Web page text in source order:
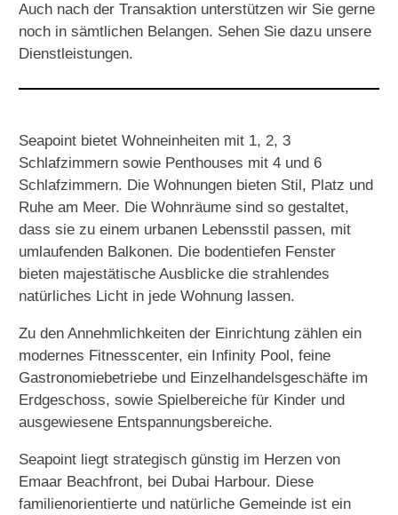
Auch nach der Transaktion unterstützen wir Sie gerne
noch in sämtlichen Belangen. Sehen Sie dazu unsere
Dienstleistungen.
Seapoint bietet Wohneinheiten mit 1, 2, 3
Schlafzimmern sowie Penthouses mit 4 und 6
Schlafzimmern. Die Wohnungen bieten Stil, Platz und
Ruhe am Meer. Die Wohnräume sind so gestaltet,
dass sie zu einem urbanen Lebensstil passen, mit
umlaufenden Balkonen. Die bodentiefen Fenster
bieten majestätische Ausblicke die strahlendes
natürliches Licht in jede Wohnung lassen.
Zu den Annehmlichkeiten der Einrichtung zählen ein
modernes Fitnesscenter, ein Infinity Pool, feine
Gastronomiebetriebe und Einzelhandelsgeschäfte im
Erdgeschoss, sowie Spielbereiche für Kinder und
ausgewiesene Entspannungsbereiche.
Seapoint liegt strategisch günstig im Herzen von
Emaar Beachfront, bei Dubai Harbour. Diese
familienorientierte und natürliche Gemeinde ist ein